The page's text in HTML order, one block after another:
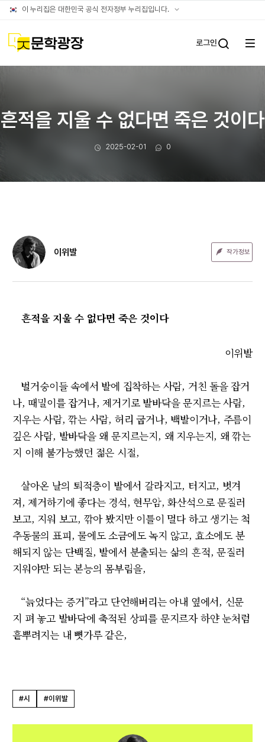
이 누리집은 대한민국 공식 전자정부 누리집입니다. 공식
문학광장 로그인
전체
흔적을 지울 수 없다면 죽은 것이다
작성일
2025-02-01 댓글수
0
이위발
흔적을 지울 수 없다면 죽은 것이다
이위발
벌거숭이들 속에서 발에 집착하는 사람, 거친 돌을 잡거
나, 때밀이를 잡거나, 제거기로 발바닥을 문지르는 사람,
지우는 사람, 깎는 사람, 허리 굽거나, 백발이거나, 주름이
깊은 사람, 발바닥을 왜 문지르는지, 왜 지우는지, 왜 깎는
지 이해 불가능했던 젊은 시절,
살아온 날의 퇴적층이 발에서 갈라지고, 터지고, 벗겨
져, 제거하기에 좋다는 경석, 현무암, 화산석으로 문질러
보고, 지워 보고, 깎아 봤지만 이틀이 멀다 하고 생기는 척
추동물의 표피, 물에도 소금에도 녹지 않고, 효소에도 분
해되지 않는 단백질, 발에서 분출되는 삶의 흔적, 문질러
지워야만 되는 본능의 몸부림을,
“늙었다는 증거”라고 단언해버리는 아내 옆에서, 신문
지 펴 놓고 발바닥에 축적된 상피를 문지르자 하얀 눈처럼
흩뿌려지는 내 뼛가루 같은,
#시 #이위발